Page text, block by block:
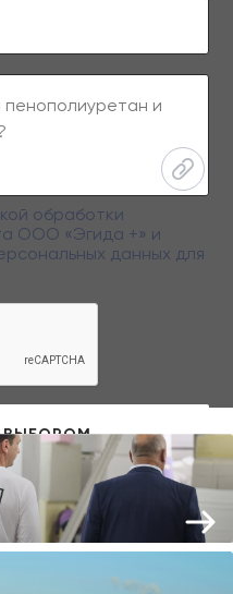
согласие на обработку
обработки
ООО «Эгида +» и
данных для